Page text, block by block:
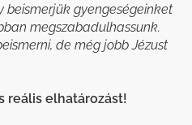
beismerjük gyengeségeinket
megszabadulhassunk.
de még jobb Jézust
reális elhatározást!